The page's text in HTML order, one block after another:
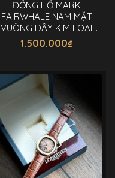
ĐỒNG HỒ MARK
FAIRWHALE NAM MẶT
VUÔNG DÂY KIM LOẠI
CHÍNH HÃNG 42MM
1.500.000₫